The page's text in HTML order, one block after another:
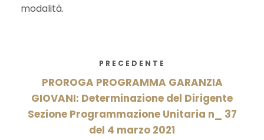
modalità.
PRECEDENTE
PROROGA PROGRAMMA GARANZIA
GIOVANI: Determinazione del Dirigente
Sezione Programmazione Unitaria n_ 37
del 4 marzo 2021